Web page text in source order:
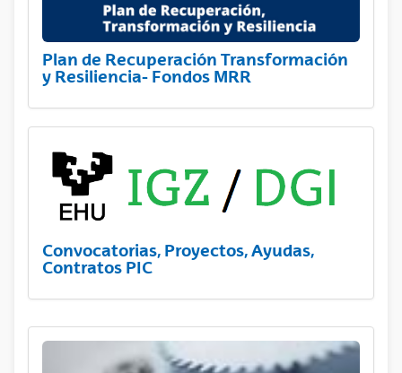
Plan de Recuperación Transformación
y Resiliencia- Fondos MRR
Convocatorias, Proyectos, Ayudas,
Contratos PIC